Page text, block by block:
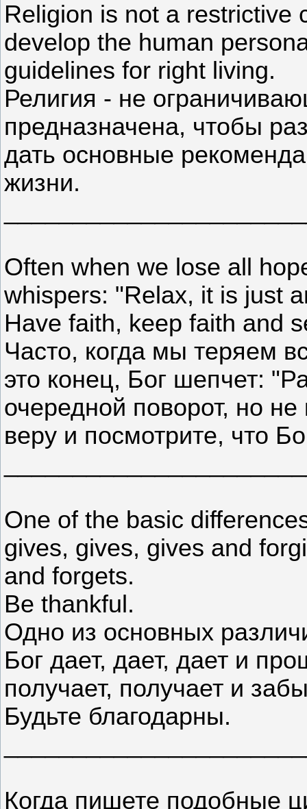
Religion is not a restrictive
develop the human
guidelines for right living.
Религия - не
предназначена, чтобы
дать основные
жизни.
Often when we lose all
whispers: "Relax, it is just
Have faith, keep faith and
Часто, когда мы теряем
это конец, Бог шепчет:
очередной поворот, но
веру и посмотрите, что
One of the basic
gives, gives, gives and
and forgets.
Be thankful.
Одно из основных
Бог дает, дает, дает и
получает, получает и
Будьте благодарны.
Когда пишете подобные